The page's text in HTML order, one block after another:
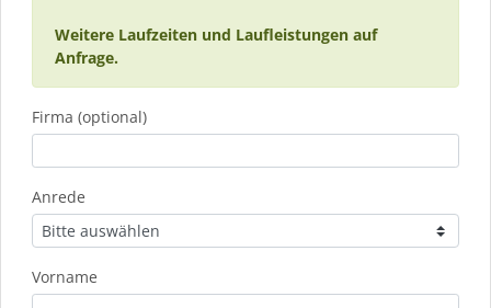
Weitere Laufzeiten und Laufleistungen auf
Anfrage.
Firma (optional)
Anrede
Vorname